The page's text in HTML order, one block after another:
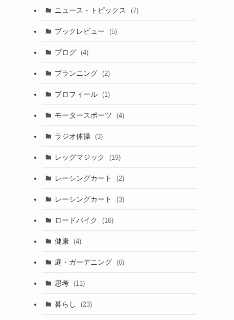
ニュース・トピックス (7)
ブックレビュー (5)
ブログ (4)
プランニング (2)
プロフィール (1)
モータースポーツ (4)
ラジオ体操 (3)
レッグマジック (19)
レーシングカート (2)
レーシングカート (3)
ロードバイク (16)
健康 (4)
庭・ガーデニング (6)
思考 (11)
暮らし (23)